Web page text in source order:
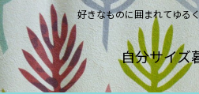
好きなものに囲まれてゆる
自分サイズ